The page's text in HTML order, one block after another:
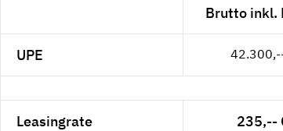
Brutto inkl.
UPE
Leasingrate 235,--